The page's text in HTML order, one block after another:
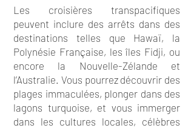
Les croisières transpacifiques
peuvent inclure des arrêts dans des
destinations telles que Hawaï, la
Polynésie Française, les îles Fidji, ou
encore la Nouvelle-Zélande et
l’Australie. Vous pourrez découvrir des
plages immaculées, plonger dans des
lagons turquoise, et vous immerger
dans les cultures locales, célèbres